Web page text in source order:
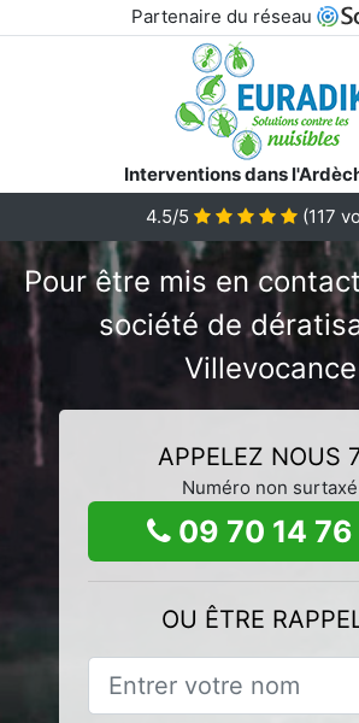
Partenaire du réseau
Interventions dans
4.5/5
(117
Pour être mis en
société de
Villevocance
APPELEZ NOUS
Numéro non surtaxé
09 70 14 76
OU ÊTRE